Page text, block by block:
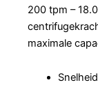
200 tpm –
maximale